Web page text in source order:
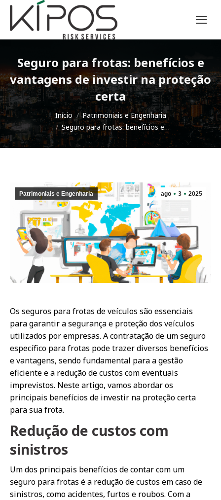
Seguro para frotas: benefícios e
vantagens de investir na proteção
certa
Você está aqui:
Início
Patrimoniais e Engenharia
Seguro para frotas: benefícios e…
ago 3 2025
Patrimoniais e Engenharia
Os seguros para frotas de veículos são essenciais
para garantir a segurança e proteção dos veículos
utilizados por empresas. A contratação de um seguro
específico para frotas pode trazer diversos benefícios
e vantagens, sendo fundamental para a gestão
eficiente e a redução de custos com eventuais
imprevistos. Neste artigo, vamos abordar os
principais benefícios de investir na proteção certa
para sua frota.
Redução de custos com
sinistros
Um dos principais benefícios de contar com um
seguro para frotas é a redução de custos em caso de
sinistros, como acidentes, furtos e roubos. Com a